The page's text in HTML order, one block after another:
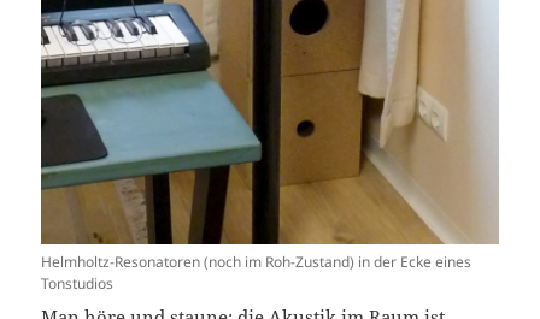
Helmholtz-Resonatoren (noch im Roh-Zustand) in der Ecke eines
Tonstudios